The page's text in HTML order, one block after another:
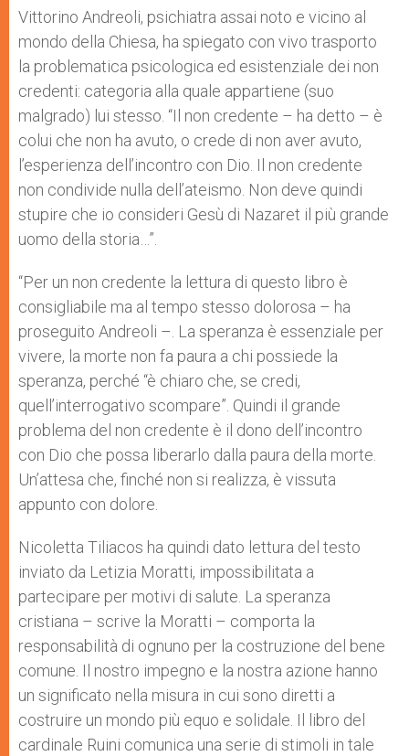
Vittorino Andreoli, psichiatra assai noto e vicino al
mondo della Chiesa, ha spiegato con vivo trasporto
la problematica psicologica ed esistenziale dei non
credenti: categoria alla quale appartiene (suo
malgrado) lui stesso. “Il non credente – ha detto – è
colui che non ha avuto, o crede di non aver avuto,
l’esperienza dell’incontro con Dio. Il non credente
non condivide nulla dell’ateismo. Non deve quindi
stupire che io consideri Gesù di Nazaret il più grande
uomo della storia…”.
“Per un non credente la lettura di questo libro è
consigliabile ma al tempo stesso dolorosa – ha
proseguito Andreoli –. La speranza è essenziale per
vivere, la morte non fa paura a chi possiede la
speranza, perché “è chiaro che, se credi,
quell’interrogativo scompare”. Quindi il grande
problema del non credente è il dono dell’incontro
con Dio che possa liberarlo dalla paura della morte.
Un’attesa che, finché non si realizza, è vissuta
appunto con dolore.
Nicoletta Tiliacos ha quindi dato lettura del testo
inviato da Letizia Moratti, impossibilitata a
partecipare per motivi di salute. La speranza
cristiana – scrive la Moratti – comporta la
responsabilità di ognuno per la costruzione del bene
comune. Il nostro impegno e la nostra azione hanno
un significato nella misura in cui sono diretti a
costruire un mondo più equo e solidale. Il libro del
cardinale Ruini comunica una serie di stimoli in tale